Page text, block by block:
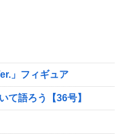
」フィギュア
て語ろう【36号】